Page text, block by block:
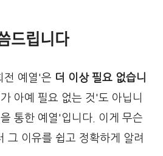
드립니다
전 예열'은 더 이상 필요 없습니
아예 필요 없는 것'도 아닙니
통한 예열'입니다. 이게 무슨
그 이유를 쉽고 정확하게 알려